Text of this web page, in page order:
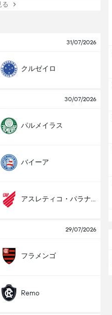
31/07/2026
クルゼイロ
30/07/2026
パルメイラス
バイーア
29/07/2026
フラメンゴ
Remo